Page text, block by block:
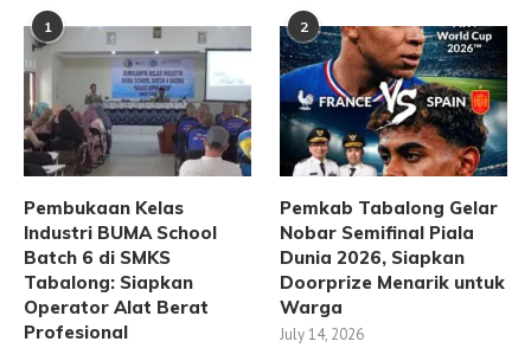
1
Pembukaan Kelas
Industri BUMA School
Batch 6 di SMKS
Tabalong: Siapkan
Operator Alat Berat
Profesional
2
Pemkab Tabalong Gelar
Nobar Semifinal Piala
Dunia 2026, Siapkan
Doorprize Menarik untuk
Warga
July 14, 2026